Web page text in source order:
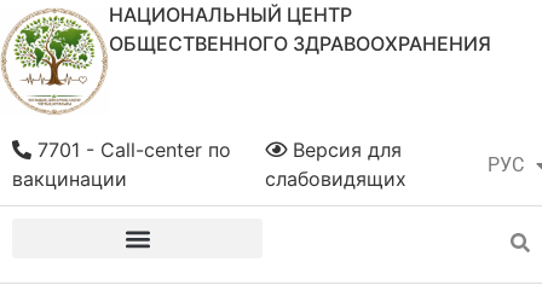
НАЦИОНАЛЬНЫЙ ЦЕНТР
ОБЩЕСТВЕННОГО ЗДРАВООХРАНЕНИЯ
РУС
ҚАЗ
Версия для
слабовидящих
7701 - Call-center по
вакцинации